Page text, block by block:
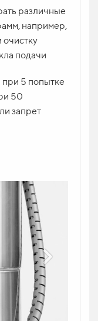
различные
например,
подачи
5 попытке
50
запрет